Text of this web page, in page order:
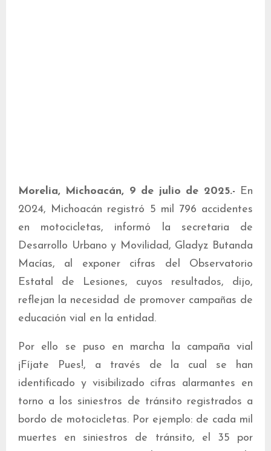
Morelia, Michoacán, 9 de julio de 2025.- En
2024, Michoacán registró 5 mil 796 accidentes
en motocicletas, informó la secretaria de
Desarrollo Urbano y Movilidad, Gladyz Butanda
Macías, al exponer cifras del Observatorio
Estatal de Lesiones, cuyos resultados, dijo,
reflejan la necesidad de promover campañas de
educación vial en la entidad.
Por ello se puso en marcha la campaña vial
¡Fíjate Pues!, a través de la cual se han
identificado y visibilizado cifras alarmantes en
torno a los siniestros de tránsito registrados a
bordo de motocicletas. Por ejemplo: de cada mil
muertes en siniestros de tránsito, el 35 por